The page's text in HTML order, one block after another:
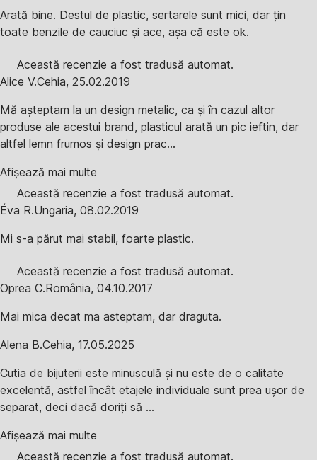
Arată bine. Destul de plastic, sertarele sunt mici, dar țin
toate benzile de cauciuc și ace, așa că este ok.
Această recenzie a fost tradusă automat.
Alice V.Cehia, 25.02.2019
Mă așteptam la un design metalic, ca și în cazul altor
produse ale acestui brand, plasticul arată un pic ieftin, dar
altfel lemn frumos și design prac...
Afișează mai multe
Această recenzie a fost tradusă automat.
Éva R.Ungaria, 08.02.2019
Mi s-a părut mai stabil, foarte plastic.
Această recenzie a fost tradusă automat.
Oprea C.România, 04.10.2017
Mai mica decat ma asteptam, dar draguta.
Alena B.Cehia, 17.05.2025
Cutia de bijuterii este minusculă și nu este de o calitate
excelentă, astfel încât etajele individuale sunt prea ușor de
separat, deci dacă doriți să ...
Afișează mai multe
Această recenzie a fost tradusă automat.